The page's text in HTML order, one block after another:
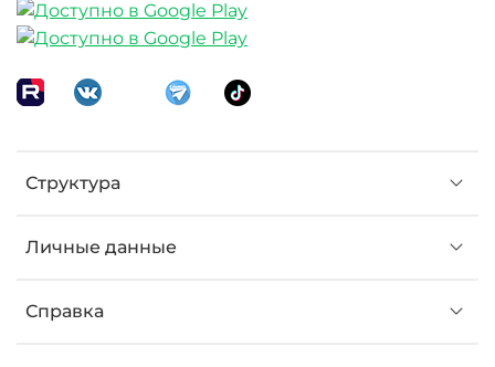
Структура
Личные данные
Справка